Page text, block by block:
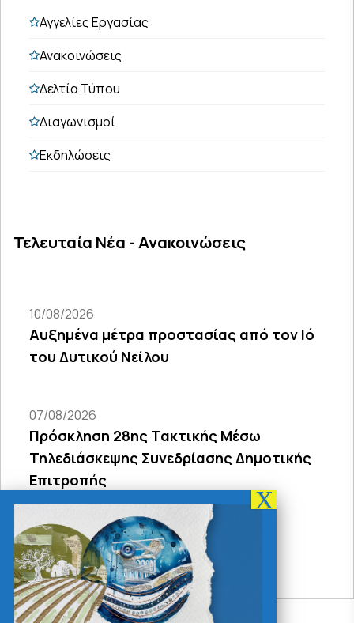
Αγγελίες Εργασίας
Ανακοινώσεις
Δελτία Τύπου
Διαγωνισμοί
Εκδηλώσεις
Τελευταία Νέα - Ανακοινώσεις
10/08/2026
Αυξημένα μέτρα προστασίας από τον Ιό
του Δυτικού Νείλου
07/08/2026
Πρόσκληση 28ης Τακτικής Μέσω
Τηλεδιάσκεψης Συνεδρίασης Δημοτικής
Επιτροπής
03/08/2026
ΑΝΑΚΟΙΝΩΣΗ ΣΟΧ 02/2026